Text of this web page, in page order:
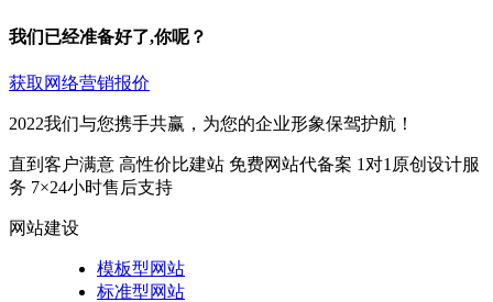
我们已经准备好了,你呢？
获取网络营销报价
2022我们与您携手共赢，为您的企业形象保驾护航！
直到客户满意 高性价比建站 免费网站代备案 1对1原创设计服
务 7×24小时售后支持
网站建设
模板型网站
标准型网站